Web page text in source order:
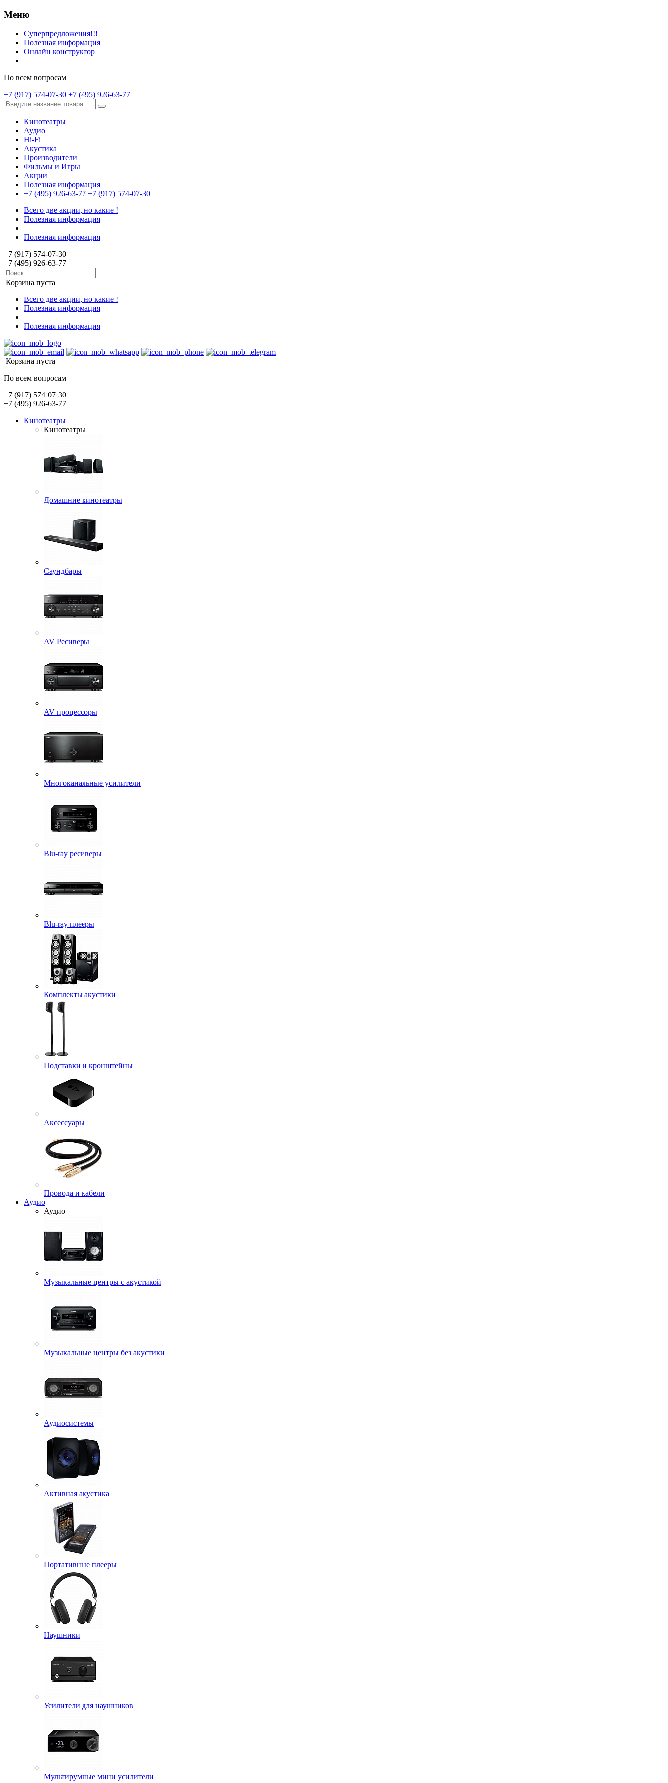
Меню
Суперпредложения!!!
Полезная информация
Онлайн конструктор
По всем вопросам
+7 (917) 574-07-30 +7 (495) 926-63-77
Кинотеатры
Аудио
Hi-Fi
Акустика
Производители
Фильмы и Игры
Акции
Полезная информация
+7 (495) 926-63-77 +7 (917) 574-07-30
Всего две акции, но какие !
Полезная информация
Полезная информация
+7 (917) 574-07-30
+7 (495) 926-63-77
Корзина пуста
Всего две акции, но какие !
Полезная информация
Полезная информация
Корзина пуста
По всем вопросам
+7 (917) 574-07-30
+7 (495) 926-63-77
Кинотеатры
Кинотеатры
Домашние кинотеатры
Саундбары
AV Ресиверы
AV процессоры
Многоканальные усилители
Blu-ray ресиверы
Blu-ray плееры
Комплекты акустики
Подставки и кронштейны
Аксессуары
Провода и кабели
Аудио
Аудио
Музыкальные центры с акустикой
Музыкальные центры без акустики
Аудиосистемы
Активная акустика
Портативные плееры
Наушники
Усилители для наушников
Мультирумные мини усилители